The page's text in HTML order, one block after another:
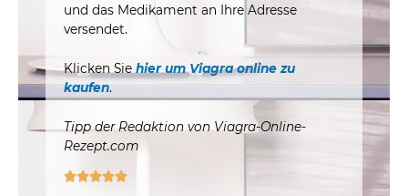
und das Medikament an Ihre Adresse
versendet.
Klicken Siehier um Viagra online zu
kaufen.
Tipp der Redaktion von Viagra-Online-
Rezept.com
